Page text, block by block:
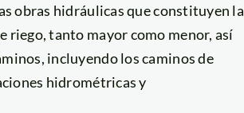
obras hidráulicas que constituyen la
riego, tanto mayor como menor, así
incluyendo los caminos de
hidrométricas y